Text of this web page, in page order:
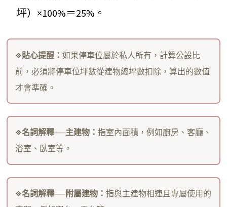
坪）×100%＝25%。
※貼心提醒： 如果停車位屬於私人所有，計算公設比
前，必須將停車位坪數從建物總坪數扣除，算出的數值
才會準確。
※名詞解釋──主建物： 指室內面積，例如廚房、客廳、
浴室、臥室等。
※名詞解釋──附屬建物： 指與主建物相連且專屬使用的